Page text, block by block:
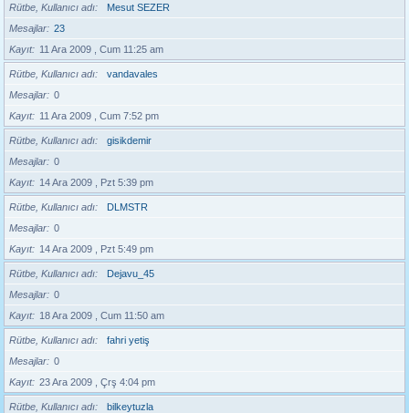
Rütbe, Kullanıcı adı
Mesut SEZER
Mesajlar
23
Kayıt
11 Ara 2009 , Cum 11:25 am
Rütbe, Kullanıcı adı
vandavales
Mesajlar
0
Kayıt
11 Ara 2009 , Cum 7:52 pm
Rütbe, Kullanıcı adı
gisikdemir
Mesajlar
0
Kayıt
14 Ara 2009 , Pzt 5:39 pm
Rütbe, Kullanıcı adı
DLMSTR
Mesajlar
0
Kayıt
14 Ara 2009 , Pzt 5:49 pm
Rütbe, Kullanıcı adı
Dejavu_45
Mesajlar
0
Kayıt
18 Ara 2009 , Cum 11:50 am
Rütbe, Kullanıcı adı
fahri yetiş
Mesajlar
0
Kayıt
23 Ara 2009 , Çrş 4:04 pm
Rütbe, Kullanıcı adı
bilkeytuzla